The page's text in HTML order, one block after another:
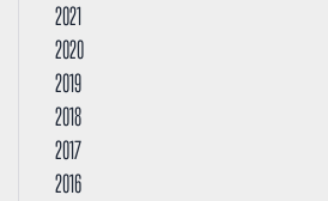
2021
2020
2019
2018
2017
2016